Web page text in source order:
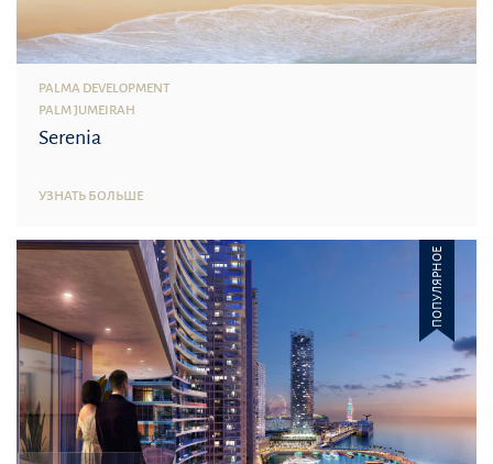
PALMA DEVELOPMENT
PALM JUMEIRAH
Serenia
УЗНАТЬ БОЛЬШЕ
ПОПУЛЯРНОЕ